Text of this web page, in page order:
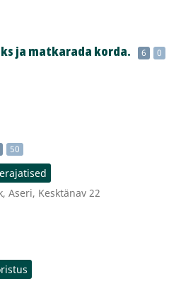
ja matkarada korda. 6 0
50
Aseri, Kesktänav 22